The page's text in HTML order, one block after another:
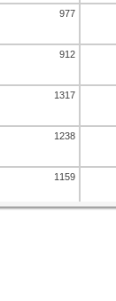
977
912
1317
1238
1159